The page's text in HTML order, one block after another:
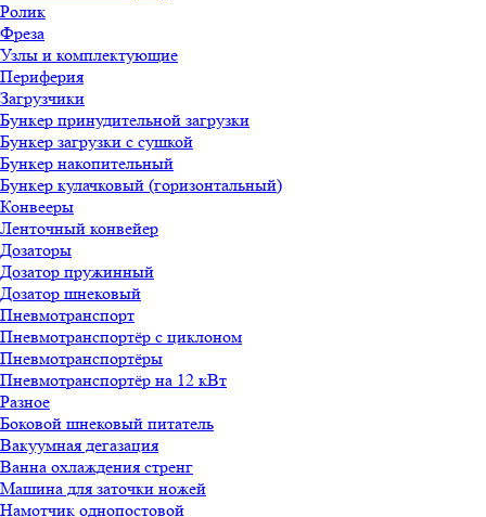
Ролик
Фреза
Узлы и комплектующие
Периферия
Загрузчики
Бункер принудительной загрузки
Бункер загрузки с сушкой
Бункер накопительный
Бункер кулачковый (горизонтальный)
Конвееры
Ленточный конвейер
Дозаторы
Дозатор пружинный
Дозатор шнековый
Пневмотранспорт
Пневмотранспортёр с циклоном
Пневмотранспортёры
Пневмотранспортёр на 12 кВт
Разное
Боковой шнековый питатель
Вакуумная дегазация
Ванна охлаждения стренг
Машина для заточки ножей
Намотчик однопостовой